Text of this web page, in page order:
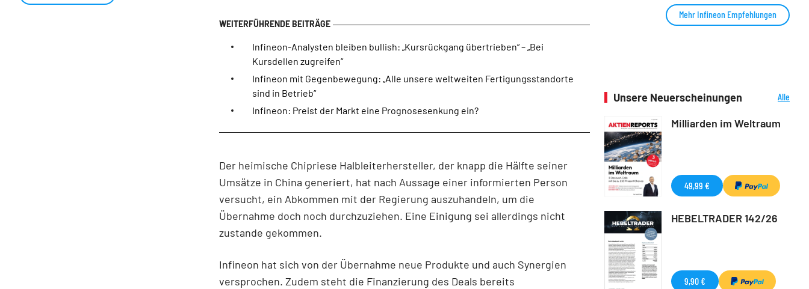
Infineon-Analysten bleiben bullish: „Kursrückgang übertrieben“ – „Bei
Kursdellen zugreifen“
Infineon mit Gegenbewegung: „Alle unsere weltweiten Fertigungsstandorte
sind in Betrieb“
Infineon: Preist der Markt eine Prognosesenkung ein?
Der heimische Chipriese Halbleiterhersteller, der knapp die Hälfte seiner
Umsätze in China generiert, hat nach Aussage einer informierten Person
versucht, ein Abkommen mit der Regierung auszuhandeln, um die
Übernahme doch noch durchzuziehen. Eine Einigung sei allerdings nicht
zustande gekommen.
Infineon hat sich von der Übernahme neue Produkte und auch Synergien
versprochen. Zudem steht die Finanzierung des Deals bereits
Mehr Infineon Empfehlungen
Unsere Neuerscheinungen
Alle
Milliarden im Weltraum
49,99 €
HEBELTRADER 142/26
9,90 €